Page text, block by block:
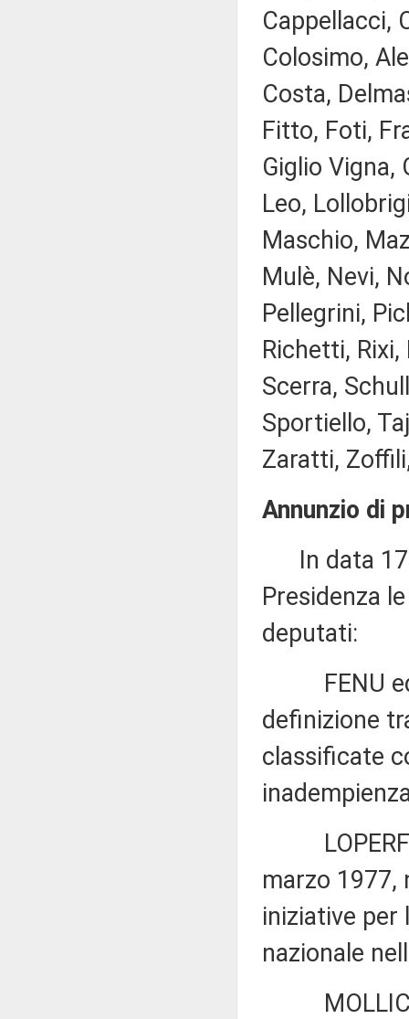
Cappellacci,
Colosimo,
Costa,
Fitto, Foti,
Giglio Vigna,
Leo,
Maschio,
Mulè, Nevi,
Pellegrini,
Richetti, Rixi,
Scerra,
Sportiello,
Zaratti,
Annunzio di
In data 17
Presidenza
deputati:
FENU ed
definizione
classificate
marzo 1977,
iniziative per
nazionale